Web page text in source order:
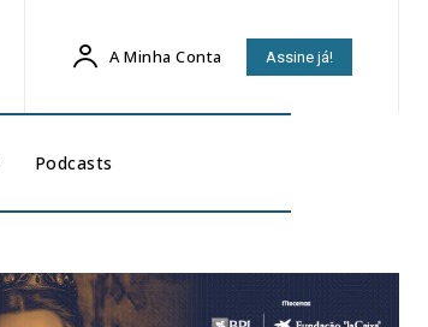
A Minha Conta Assine já!
Podcasts